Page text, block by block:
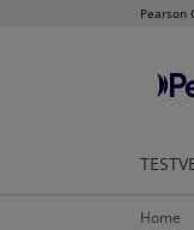
Pearson
Direkt
Home